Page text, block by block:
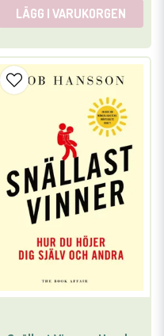
LÄGG I VARUKORGEN